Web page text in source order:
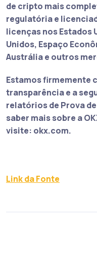
de cripto mais
regulatória e
licenças nos Estados
Unidos, Espaço
Austrália e outros
Estamos firmemente
transparência e a
relatórios de Prova
saber mais sobre a
visite: okx.com.
Link da Fonte